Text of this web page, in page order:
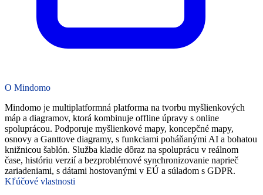
O Mindomo
Mindomo je multiplatformná platforma na tvorbu myšlienkových
máp a diagramov, ktorá kombinuje offline úpravy s online
spoluprácou. Podporuje myšlienkové mapy, koncepčné mapy,
osnovy a Ganttove diagramy, s funkciami poháňanými AI a bohatou
knižnicou šablón. Služba kladie dôraz na spoluprácu v reálnom
čase, históriu verzií a bezproblémové synchronizovanie naprieč
zariadeniami, s dátami hostovanými v EÚ a súladom s GDPR.
Kľúčové vlastnosti